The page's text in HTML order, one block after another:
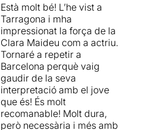
Està molt bé! L’he vist a
Tarragona i mha
impressionat la força de la
Clara Maideu com a actriu.
Tornaré a repetir a
Barcelona perquè vaig
gaudir de la seva
interpretació amb el jove
que és! És molt
recomanable! Molt dura,
però necessària i més amb